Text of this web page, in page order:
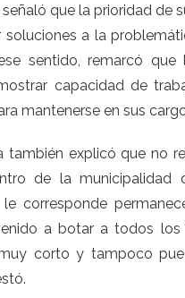
que la prioridad de
soluciones a la
sentido, remarcó que
capacidad de
mantenerse en sus
también explicó que no
de la municipalidad
corresponde
a botar a todos los
corto y tampoco